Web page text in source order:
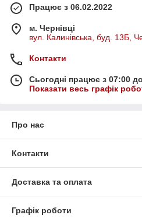
Працює з 06.02.2022
м. Чернівці
вул. Калинівська, буд. 13Б,
Контакти
Сьогодні працює з 07:00
Показати весь графік
Про нас
Контакти
Доставка та оплата
Графік роботи